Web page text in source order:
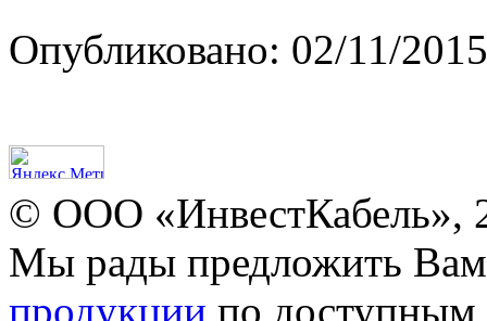
Опубликовано: 02/11/
© ООО «ИнвестКабель»,
Мы рады предложить
продукции по доступным